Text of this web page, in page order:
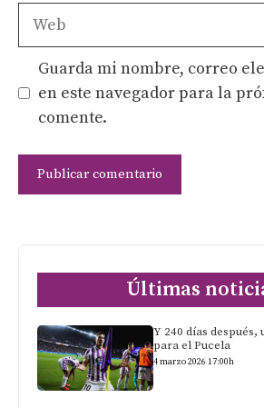
Web
Guarda mi nombre, correo
en este navegador para la
comente.
Últimas
Y 240 días
para el Pucela
4 marzo 2026 17:00h